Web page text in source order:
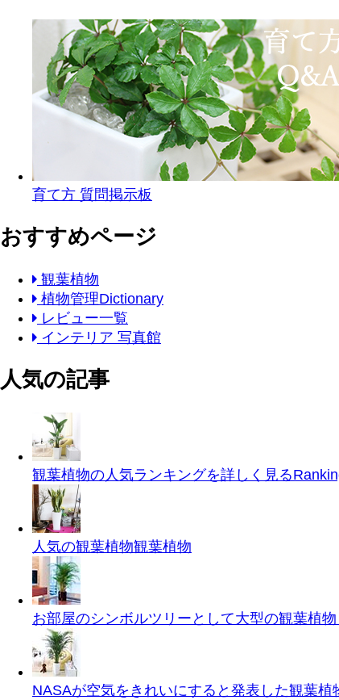
育て方 質問掲示板
おすすめページ
観葉植物
植物管理Dictionary
レビュー一覧
インテリア 写真館
人気の記事
観葉植物の人気ランキングを詳しく見る
人気の観葉植物観葉植物
お部屋のシンボルツリーとして大型の観葉植
NASAが空気をきれいにすると発表した観葉植